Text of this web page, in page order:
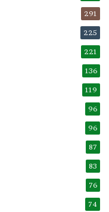
291
225
221
136
119
96
96
87
83
76
74